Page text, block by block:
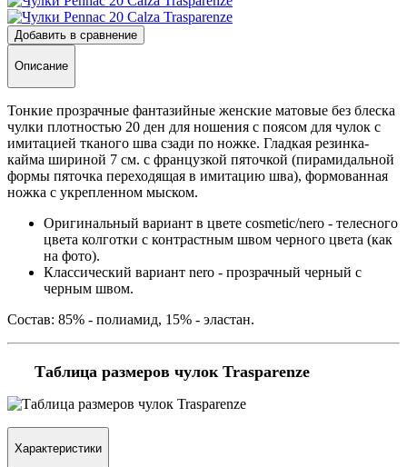
Добавить в сравнение
Описание
Тонкие прозрачные фантазийные женские матовые без блеска
чулки плотностью 20 ден для ношения с поясом для чулок с
имитацией тканого шва сзади по ножке. Гладкая резинка-
кайма шириной 7 см. с французкой пяточкой (пирамидальной
формы пяточка переходящая в имитацию шва), формованная
ножка с укрепленном мыском.
Оригинальный вариант в цвете cosmetic/nero - телесного
цвета колготки с контрастным швом черного цвета (как
на фото).
Классический вариант nero - прозрачный черный с
черным швом.
Состав: 85% - полиамид, 15% - эластан.
Таблица размеров чулок Trasparenze
Характеристики